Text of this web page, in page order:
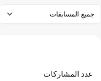
جميع المسابقات
عدد المشاركات